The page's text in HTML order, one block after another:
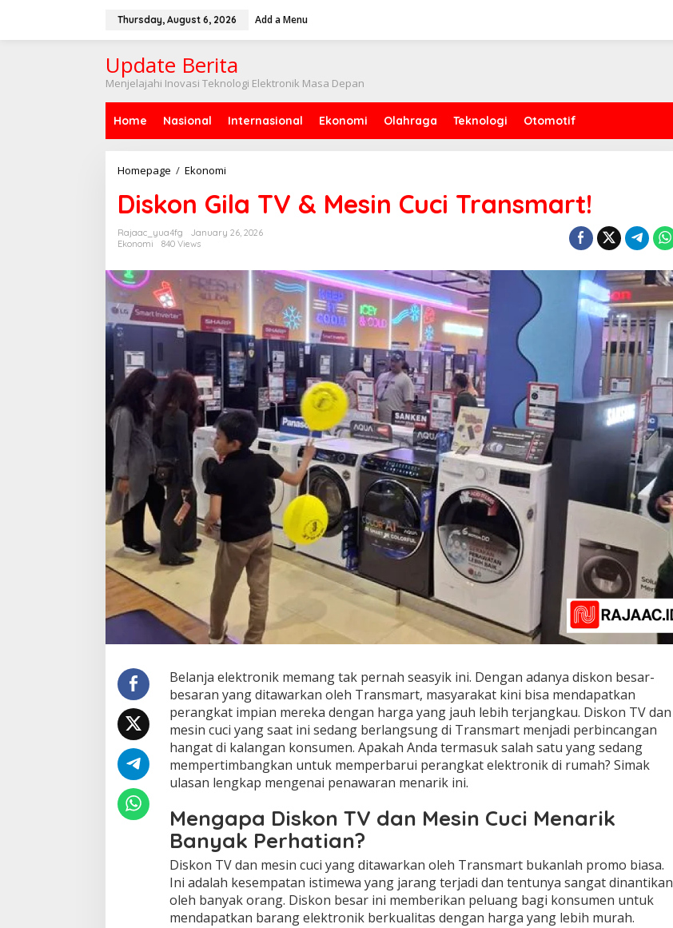
Thursday, August 6, 2026 Add a Menu
Update Berita
Menjelajahi Inovasi Teknologi Elektronik Masa Depan
Home Nasional Internasional Ekonomi Olahraga Teknologi Otomotif
Homepage / Ekonomi
TV
&
Mesin
Cuci
Diskon Gila TV & Mesin Cuci Transmart!
Rajaac_yua4fg
January 26, 2026
Ekonomi
840 Views
Belanja elektronik memang tak pernah seasyik ini. Dengan adanya diskon besar-
besaran yang ditawarkan oleh Transmart, masyarakat kini bisa mendapatkan
perangkat impian mereka dengan harga yang jauh lebih terjangkau. Diskon TV dan
mesin cuci yang saat ini sedang berlangsung di Transmart menjadi perbincangan
hangat di kalangan konsumen. Apakah Anda termasuk salah satu yang sedang
mempertimbangkan untuk memperbarui perangkat elektronik di rumah? Simak
ulasan lengkap mengenai penawaran menarik ini.
Mengapa Diskon TV dan Mesin Cuci Menarik
Banyak Perhatian?
Diskon TV dan mesin cuci yang ditawarkan oleh Transmart bukanlah promo biasa.
Ini adalah kesempatan istimewa yang jarang terjadi dan tentunya sangat dinantikan
oleh banyak orang. Diskon besar ini memberikan peluang bagi konsumen untuk
mendapatkan barang elektronik berkualitas dengan harga yang lebih murah.